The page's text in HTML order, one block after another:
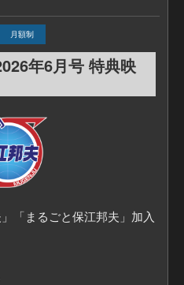
月額制
年6月号 特典映
「まるごと保江邦夫」加入